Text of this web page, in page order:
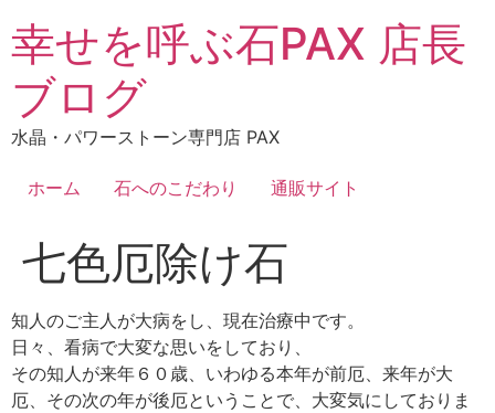
ン
ン
に
幸せを呼ぶ石PAX 店長
ブログ
水晶・パワーストーン専門店 PAX
ホーム 石へのこだわり 通販サイト
七色厄除け石
知人のご主人が大病をし、現在治療中です。
日々、看病で大変な思いをしており、
その知人が来年６０歳、いわゆる本年が前厄、来年が大
厄、その次の年が後厄ということで、大変気にしておりま